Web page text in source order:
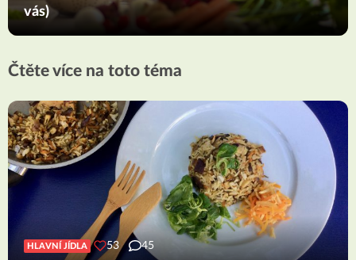
vás)
Čtěte více na toto téma
HLAVNÍ JÍDLA 53 45